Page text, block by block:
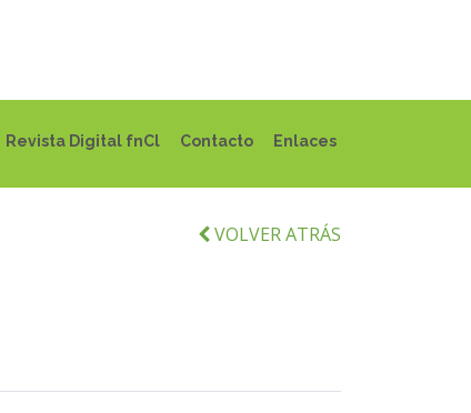
Revista Digital fnCl Contacto Enlaces
VOLVER ATRÁS